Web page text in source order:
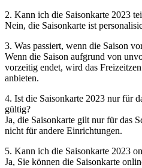
2. Kann ich die Saisonkarte 2023
Nein, die Saisonkarte ist
3. Was passiert, wenn die Saison
Wenn die Saison aufgrund von
vorzeitig endet, wird das
anbieten.
4. Ist die Saisonkarte 2023 nur für
gültig?
Ja, die Saisonkarte gilt nur für das
nicht für andere Einrichtungen.
5. Kann ich die Saisonkarte 2023
Ja, Sie können die Saisonkarte